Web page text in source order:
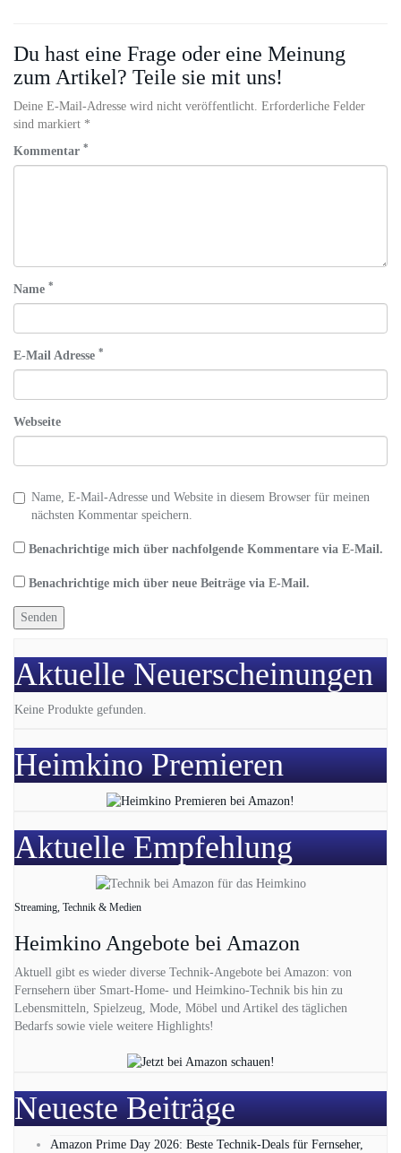
Du hast eine Frage oder eine Meinung
zum Artikel? Teile sie mit uns!
Deine E-Mail-Adresse wird nicht veröffentlicht. Erforderliche Felder
sind markiert *
Kommentar *
Name *
E-Mail Adresse *
Webseite
Name, E-Mail-Adresse und Website in diesem Browser für meinen
nächsten Kommentar speichern.
Benachrichtige mich über nachfolgende Kommentare via E-Mail.
Benachrichtige mich über neue Beiträge via E-Mail.
Aktuelle Neuerscheinungen
Keine Produkte gefunden.
Heimkino Premieren
Aktuelle Empfehlung
Streaming, Technik & Medien
Heimkino Angebote bei Amazon
Aktuell gibt es wieder diverse Technik-Angebote bei Amazon: von
Fernsehern über Smart-Home- und Heimkino-Technik bis hin zu
Lebensmitteln, Spielzeug, Mode, Möbel und Artikel des täglichen
Bedarfs sowie viele weitere Highlights!
Neueste Beiträge
Amazon Prime Day 2026: Beste Technik-Deals für Fernseher,